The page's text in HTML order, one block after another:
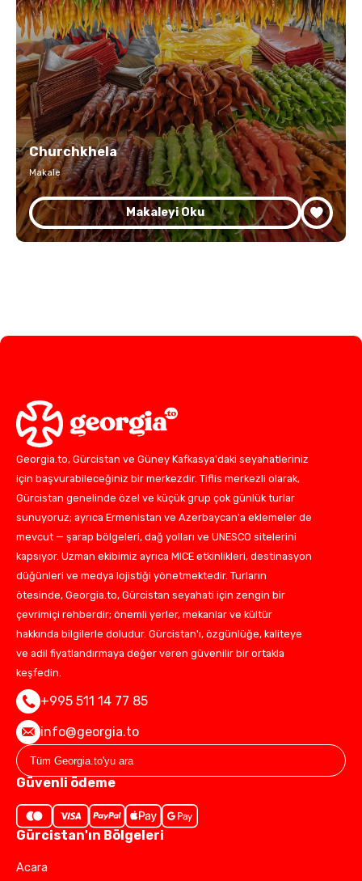
Churchkhela
Makale
Makaleyi Oku
Georgia.to, Gürcistan ve Güney Kafkasya'daki seyahatleriniz
için başvurabileceğiniz bir merkezdir. Tiflis merkezli olarak,
Gürcistan genelinde özel ve küçük grup çok günlük turlar
sunuyoruz; ayrıca Ermenistan ve Azerbaycan'a eklemeler de
mevcut — şarap bölgeleri, dağ yolları ve UNESCO sitelerini
kapsıyor. Uzman ekibimiz ayrıca MICE etkinlikleri, destinasyon
düğünleri ve medya lojistiği yönetmektedir. Turların
ötesinde, Georgia.to, Gürcistan seyahati için zengin bir
çevrimiçi rehberdir; önemli yerler, mekanlar ve kültür
hakkında bilgilerle doludur. Gürcistan'ı, özgünlüğe, kaliteye
ve adil fiyatlandırmaya değer veren güvenilir bir ortakla
keşfedin.
+995 511 14 77 85
info@georgia.to
Güvenli ödeme
Gürcistan'ın Bölgeleri
Acara